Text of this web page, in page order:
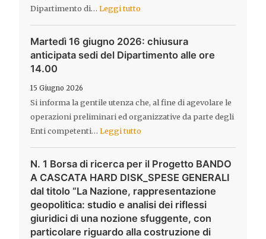
Dipartimento di…Leggi tutto
Martedì 16 giugno 2026: chiusura
anticipata sedi del Dipartimento alle ore
14.00
15 Giugno 2026
Si informa la gentile utenza che, al fine di agevolare le
operazioni preliminari ed organizzative da parte degli
Enti competenti…Leggi tutto
N. 1 Borsa di ricerca per il Progetto BANDO
A CASCATA HARD DISK_SPESE GENERALI
dal titolo “La Nazione, rappresentazione
geopolitica: studio e analisi dei riflessi
giuridici di una nozione sfuggente, con
particolare riguardo alla costruzione di